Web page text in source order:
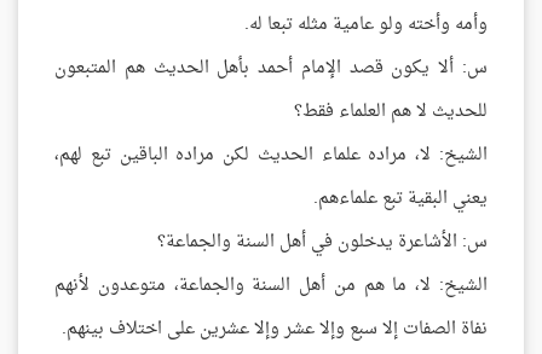
وأمه وأخته ولو عامية مثله تبعا له.
س: ألا يكون قصد الإمام أحمد بأهل الحديث هم المتبعون
للحديث لا هم العلماء فقط؟
الشيخ: لا، مراده علماء الحديث لكن مراده الباقين تبع لهم،
يعني البقية تبع علماءهم.
س: الأشاعرة يدخلون في أهل السنة والجماعة؟
الشيخ: لا، ما هم من أهل السنة والجماعة، متوعدون لأنهم
نفاة الصفات إلا سبع وإلا عشر وإلا عشرين على اختلاف بينهم.